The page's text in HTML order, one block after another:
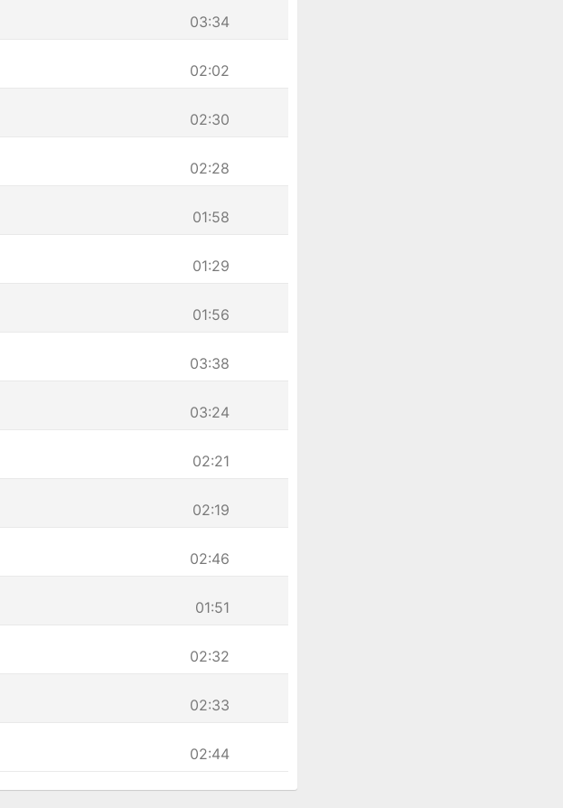
03:34
02:02
02:30
02:28
01:58
01:29
01:56
03:38
03:24
02:21
02:19
02:46
01:51
02:32
02:33
02:44